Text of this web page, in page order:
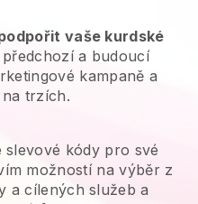
vaše kurdské
předchozí a budoucí
kampaně a
trzích.
slevové kódy pro své
možností na výběr z
a cílených služeb a